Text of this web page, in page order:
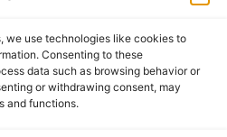
we use technologies like cookies to
Consenting to these
data such as browsing behavior or
or withdrawing consent, may
and functions.